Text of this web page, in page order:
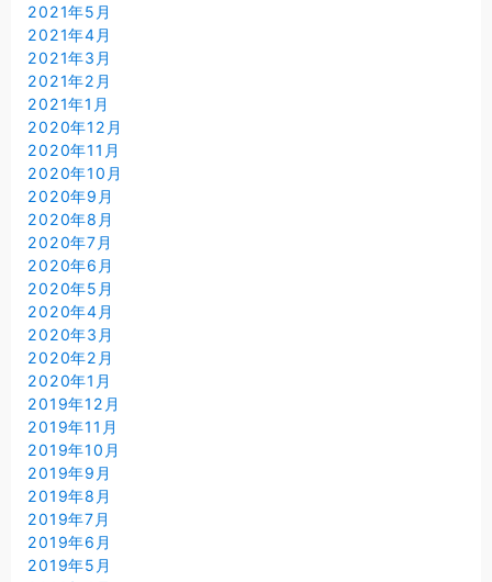
2021年5月
2021年4月
2021年3月
2021年2月
2021年1月
2020年12月
2020年11月
2020年10月
2020年9月
2020年8月
2020年7月
2020年6月
2020年5月
2020年4月
2020年3月
2020年2月
2020年1月
2019年12月
2019年11月
2019年10月
2019年9月
2019年8月
2019年7月
2019年6月
2019年5月